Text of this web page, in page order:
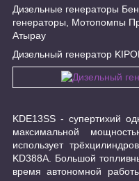
Дизельные генераторы
генераторы, Мотопомпы
Атырау
Дизельный генератор
KDE13SS - супертихий
максимальной
использует
KD388A. Большой
время автономной